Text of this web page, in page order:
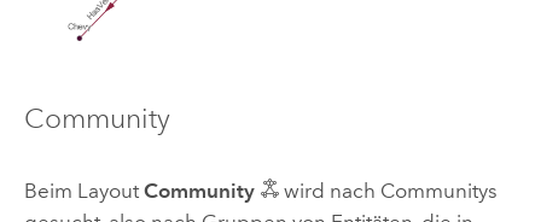
Community
Beim Layout Community
wird nach Communitys